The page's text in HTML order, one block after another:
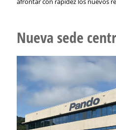
Nueva sede